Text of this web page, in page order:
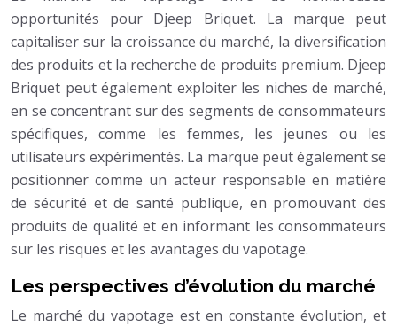
opportunités pour Djeep Briquet. La marque peut
capitaliser sur la croissance du marché, la diversification
des produits et la recherche de produits premium. Djeep
Briquet peut également exploiter les niches de marché,
en se concentrant sur des segments de consommateurs
spécifiques, comme les femmes, les jeunes ou les
utilisateurs expérimentés. La marque peut également se
positionner comme un acteur responsable en matière
de sécurité et de santé publique, en promouvant des
produits de qualité et en informant les consommateurs
sur les risques et les avantages du vapotage.
Les perspectives d’évolution du marché
Le marché du vapotage est en constante évolution, et